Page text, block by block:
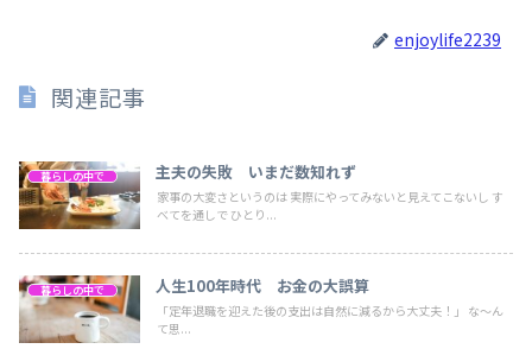
enjoylife2239
関連記事
暮らしの中で 主夫の失敗 いまだ数知れず
家事の大変さというのは 実際にやってみないと見えてこないし す
べてを通しで ひとり...
暮らしの中で 人生100年時代 お金の大誤算
「定年退職を迎えた後の支出は自然に減るから大丈夫！」 な～ん
て思...